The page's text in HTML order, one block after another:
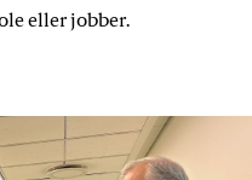
eller jobber.